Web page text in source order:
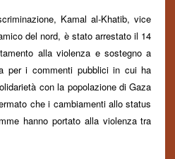
Kamal al-Khatib, vice
del nord, è stato arrestato il 14
alla violenza e sostegno a
per i commenti pubblici in cui ha
con la popolazione di Gaza
che i cambiamenti allo status
hanno portato alla violenza tra